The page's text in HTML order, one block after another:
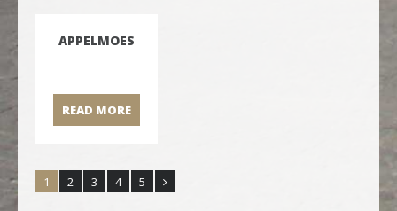
APPELMOES
READ MORE
1 2 3 4 5